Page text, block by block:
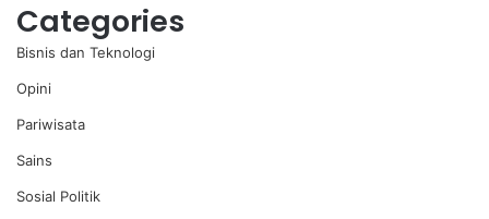
Categories
Bisnis dan Teknologi
Opini
Pariwisata
Sains
Sosial Politik